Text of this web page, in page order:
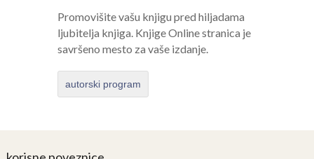
Promovišite vašu knjigu pred hiljadama
ljubitelja knjiga. Knjige Online stranica je
savršeno mesto za vaše izdanje.
autorski program